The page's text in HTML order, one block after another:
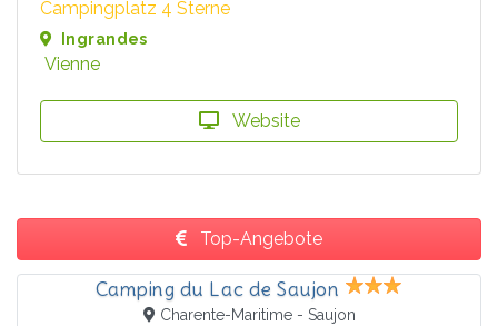
Campingplatz 4 Sterne
Ingrandes
Vienne
Website
Top-Angebote
Camping du Lac de Saujon
Charente-Maritime - Saujon